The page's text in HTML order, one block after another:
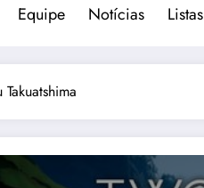
Equipe Notícias Listas
Takuatshima